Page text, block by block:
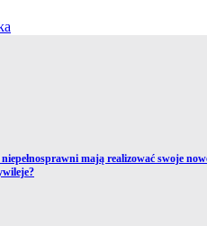
do artykułu: mają realizować swoje